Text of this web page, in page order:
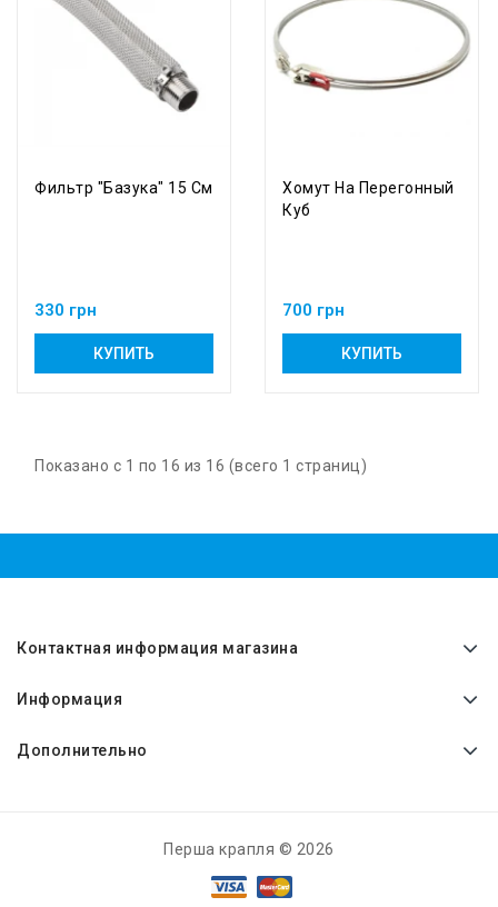
Фильтр "Базука" 15 См
330 грн
КУПИТЬ
Хомут На Перегонный
Куб
700 грн
КУПИТЬ
Показано с 1 по 16 из 16 (всего 1 страниц)
Контактная информация магазина
Информация
Дополнительно
Перша крапля © 2026